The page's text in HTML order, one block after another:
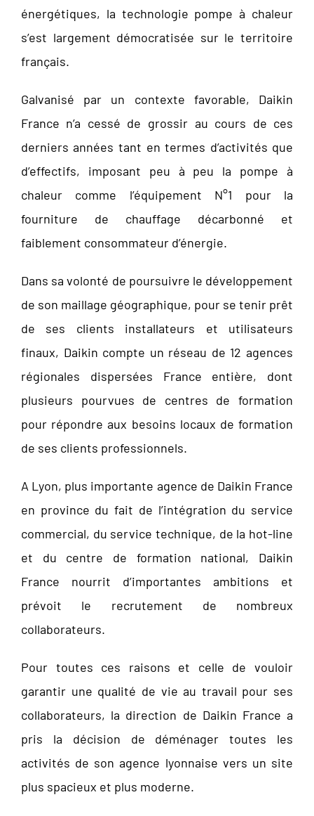
énergétiques, la technologie pompe à chaleur
s’est largement démocratisée sur le territoire
français.
Galvanisé par un contexte favorable, Daikin
France n’a cessé de grossir au cours de ces
derniers années tant en termes d’activités que
d’effectifs, imposant peu à peu la pompe à
chaleur comme l’équipement N°1 pour la
fourniture de chauffage décarbonné et
faiblement consommateur d’énergie.
Dans sa volonté de poursuivre le développement
de son maillage géographique, pour se tenir prêt
de ses clients installateurs et utilisateurs
finaux, Daikin compte un réseau de 12 agences
régionales dispersées France entière, dont
plusieurs pourvues de centres de formation
pour répondre aux besoins locaux de formation
de ses clients professionnels.
A Lyon, plus importante agence de Daikin France
en province du fait de l’intégration du service
commercial, du service technique, de la hot-line
et du centre de formation national, Daikin
France nourrit d’importantes ambitions et
prévoit le recrutement de nombreux
collaborateurs.
Pour toutes ces raisons et celle de vouloir
garantir une qualité de vie au travail pour ses
collaborateurs, la direction de Daikin France a
pris la décision de déménager toutes les
activités de son agence lyonnaise vers un site
plus spacieux et plus moderne.